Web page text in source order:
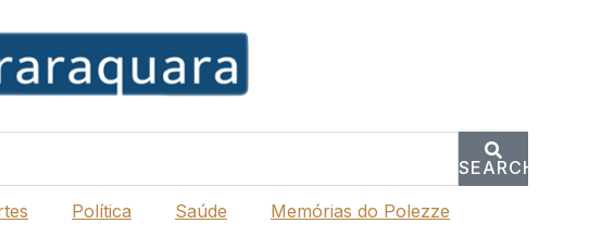
SEARCH
Política Saúde
Memórias do Polezze